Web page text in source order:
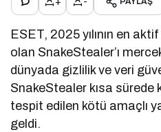
ESET, 2025 yılının en aktif
olan SnakeStealer’ı
dünyada gizlilik ve veri
SnakeStealer kısa
tespit edilen kötü amaçlı
geldi.